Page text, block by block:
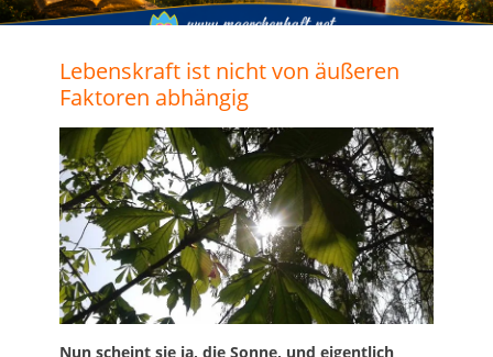
Lebenskraft ist nicht von äußeren
Faktoren abhängig
Nun scheint sie ja, die Sonne, und eigentlich